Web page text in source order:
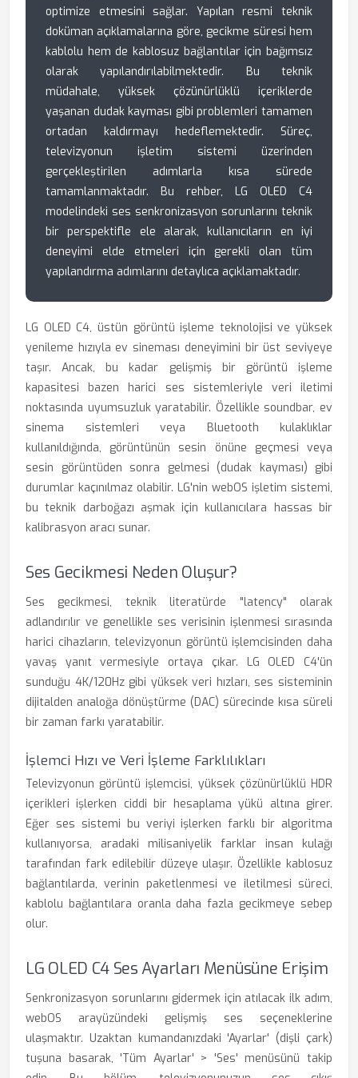
optimize etmesini sağlar. Yapılan resmi teknik
doküman açıklamalarına göre, gecikme süresi hem
kablolu hem de kablosuz bağlantılar için bağımsız
olarak yapılandırılabilmektedir. Bu teknik
müdahale, yüksek çözünürlüklü içeriklerde
yaşanan dudak kayması gibi problemleri tamamen
ortadan kaldırmayı hedeflemektedir. Süreç,
televizyonun işletim sistemi üzerinden
gerçekleştirilen adımlarla kısa sürede
tamamlanmaktadır. Bu rehber, LG OLED C4
modelindeki ses senkronizasyon sorunlarını teknik
bir perspektifle ele alarak, kullanıcıların en iyi
deneyimi elde etmeleri için gerekli olan tüm
yapılandırma adımlarını detaylıca açıklamaktadır.
LG OLED C4, üstün görüntü işleme teknolojisi ve yüksek
yenileme hızıyla ev sineması deneyimini bir üst seviyeye
taşır. Ancak, bu kadar gelişmiş bir görüntü işleme
kapasitesi bazen harici ses sistemleriyle veri iletimi
noktasında uyumsuzluk yaratabilir. Özellikle soundbar, ev
sinema sistemleri veya Bluetooth kulaklıklar
kullanıldığında, görüntünün sesin önüne geçmesi veya
sesin görüntüden sonra gelmesi (dudak kayması) gibi
durumlar kaçınılmaz olabilir. LG'nin webOS işletim sistemi,
bu teknik darboğazı aşmak için kullanıcılara hassas bir
kalibrasyon aracı sunar.
Ses Gecikmesi Neden Oluşur?
Ses gecikmesi, teknik literatürde "latency" olarak
adlandırılır ve genellikle ses verisinin işlenmesi sırasında
harici cihazların, televizyonun görüntü işlemcisinden daha
yavaş yanıt vermesiyle ortaya çıkar. LG OLED C4'ün
sunduğu 4K/120Hz gibi yüksek veri hızları, ses sisteminin
dijitalden analoğa dönüştürme (DAC) sürecinde kısa süreli
bir zaman farkı yaratabilir.
İşlemci Hızı ve Veri İşleme Farklılıkları
Televizyonun görüntü işlemcisi, yüksek çözünürlüklü HDR
içerikleri işlerken ciddi bir hesaplama yükü altına girer.
Eğer ses sistemi bu veriyi işlerken farklı bir algoritma
kullanıyorsa, aradaki milisaniyelik farklar insan kulağı
tarafından fark edilebilir düzeye ulaşır. Özellikle kablosuz
bağlantılarda, verinin paketlenmesi ve iletilmesi süreci,
kablolu bağlantılara oranla daha fazla gecikmeye sebep
olur.
LG OLED C4 Ses Ayarları Menüsüne Erişim
Senkronizasyon sorunlarını gidermek için atılacak ilk adım,
webOS arayüzündeki gelişmiş ses seçeneklerine
ulaşmaktır. Uzaktan kumandanızdaki 'Ayarlar' (dişli çark)
tuşuna basarak, 'Tüm Ayarlar' > 'Ses' menüsünü takip